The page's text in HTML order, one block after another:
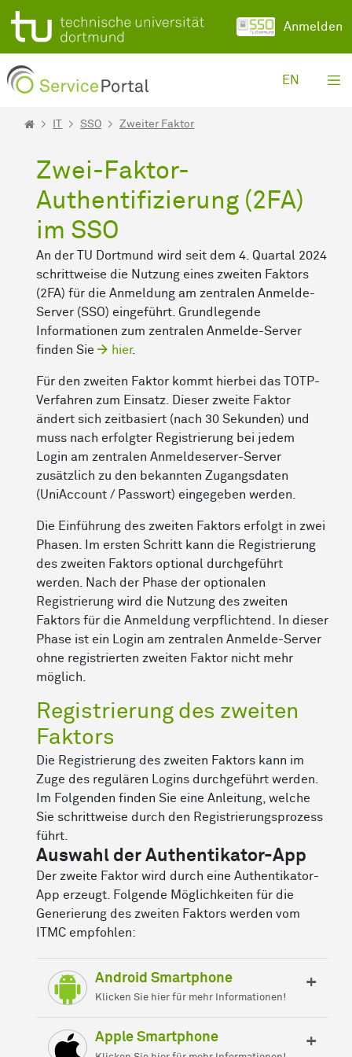
Zum Hauptinhalt springen
Anmelden
EN
IT SSO Zweiter Faktor
Zwei-Faktor-
Authentifizierung (2FA)
im SSO
An der TU Dortmund wird seit dem 4. Quartal 2024
schrittweise die Nutzung eines zweiten Faktors
(2FA) für die Anmeldung am zentralen Anmelde-
Server (SSO) eingeführt. Grundlegende
Informationen zum zentralen Anmelde-Server
finden Sie
hier.
Für den zweiten Faktor kommt hierbei das TOTP-
Verfahren zum Einsatz. Dieser zweite Faktor
ändert sich zeitbasiert (nach 30 Sekunden) und
muss nach erfolgter Registrierung bei jedem
Login am zentralen Anmeldeserver-Server
zusätzlich zu den bekannten Zugangsdaten
(UniAccount / Passwort) eingegeben werden.
Die Einführung des zweiten Faktors erfolgt in zwei
Phasen. Im ersten Schritt kann die Registrierung
des zweiten Faktors optional durchgeführt
werden. Nach der Phase der optionalen
Registrierung wird die Nutzung des zweiten
Faktors für die Anmeldung verpflichtend. In dieser
Phase ist ein Login am zentralen Anmelde-Server
ohne registrierten zweiten Faktor nicht mehr
möglich.
Registrierung des zweiten
Faktors
Die Registrierung des zweiten Faktors kann im
Zuge des regulären Logins durchgeführt werden.
Im Folgenden finden Sie eine Anleitung, welche
Sie schrittweise durch den Registrierungsprozess
führt.
Auswahl der Authentikator-App
Der zweite Faktor wird durch eine Authentikator-
App erzeugt. Folgende Möglichkeiten für die
Generierung des zweiten Faktors werden vom
ITMC empfohlen:
Android Smartphone
Klicken Sie hier für mehr Informationen!
die App 2FAS Auth.
Apple Smartphone